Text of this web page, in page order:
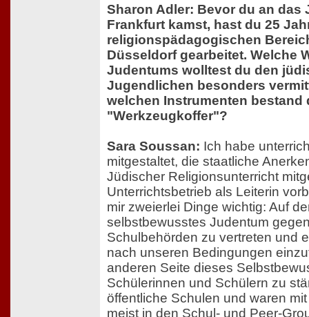
Sharon Adler: Bevor du an das
Frankfurt kamst, hast du 25
religionspädagogischen
Düsseldorf gearbeitet. Welche
Judentums wolltest du den
Jugendlichen besonders
welchen Instrumenten bestand
"Werkzeugkoffer"?
Sara Soussan: Ich habe
mitgestaltet, die staatliche
Jüdischer Religionsunterricht
Unterrichtsbetrieb als Leiterin
mir zweierlei Dinge wichtig: Auf
selbstbewusstes Judentum
Schulbehörden zu vertreten und
nach unseren Bedingungen
anderen Seite dieses
Schülerinnen und Schülern zu
öffentliche Schulen und waren
meist in den Schul- und Peer-